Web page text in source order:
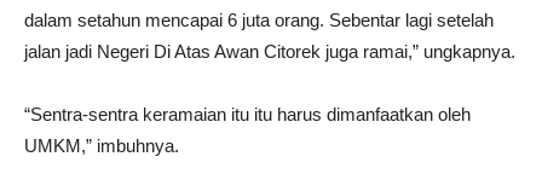
dalam setahun mencapai 6 juta orang. Sebentar lagi setelah
jalan jadi Negeri Di Atas Awan Citorek juga ramai,” ungkapnya.
“Sentra-sentra keramaian itu itu harus dimanfaatkan oleh
UMKM,” imbuhnya.